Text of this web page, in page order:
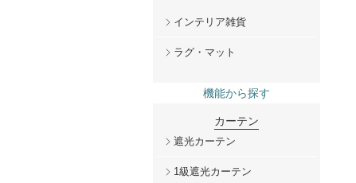
インテリア雑貨
ラグ・マット
機能から探す
カーテン
遮光カーテン
1級遮光カーテン